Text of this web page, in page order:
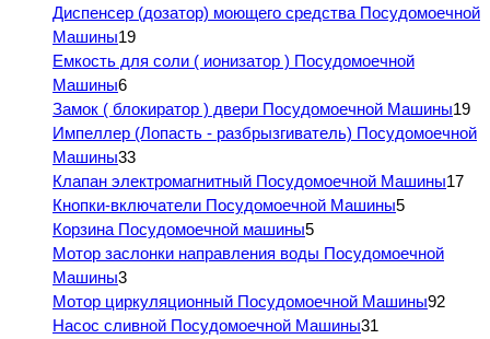
Диспенсер (дозатор) моющего средства Посудомоечной
Машины19
Емкость для соли ( ионизатор ) Посудомоечной
Машины6
Замок ( блокиратор ) двери Посудомоечной Машины19
Импеллер (Лопасть - разбрызгиватель) Посудомоечной
Машины33
Клапан электромагнитный Посудомоечной Машины17
Кнопки-включатели Посудомоечной Машины5
Корзина Посудомоечной машины5
Мотор заслонки направления воды Посудомоечной
Машины3
Мотор циркуляционный Посудомоечной Машины92
Насос сливной Посудомоечной Машины31